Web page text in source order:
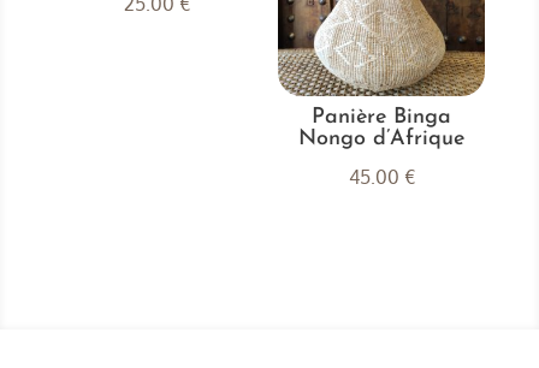
Panière Binga
Nongo d’Afrique
45.00 €